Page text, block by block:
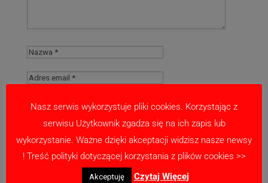
Zapamiętaj moje dane w tej przeglądarce
podczas pisania kolejnych komentarzy.
Nasz serwis wykorzystuje pliki cookies. Korzystając z
serwisu Użytkownik zgadza się na ich zapis lub
wykorzystanie. Ważne dzięki akceptacji widzisz nasze newsy
! Treść polityki dotyczącej korzystania z plików cookies >>
Akceptuję Czytaj Więcej